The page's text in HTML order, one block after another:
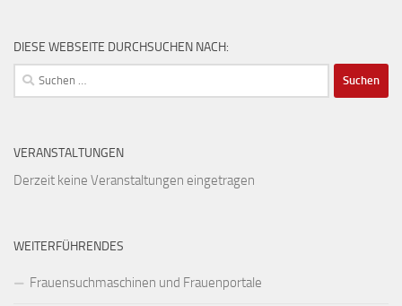
DIESE WEBSEITE DURCHSUCHEN NACH:
Suchen
nach:
VERANSTALTUNGEN
Derzeit keine Veranstaltungen eingetragen
WEITERFÜHRENDES
Frauensuchmaschinen und Frauenportale